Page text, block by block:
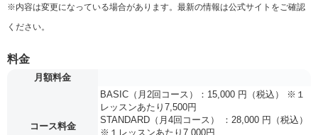
※内容は変更になっている場合があります。最新の情報は公式サイトをご確認
ください。
料金
月額料金
コース料金
BASIC（月2回コース）：15,000 円（税込） ※１
レッスンあたり7,500円
STANDARD（月4回コース） ：28,000 円（税込）
※１レッスンあたり7,000円